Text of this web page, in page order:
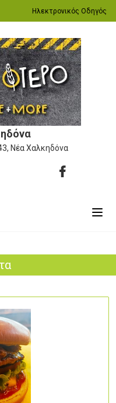
Ηλεκτρονικός Οδηγός
Νέα Χαλκηδόνα